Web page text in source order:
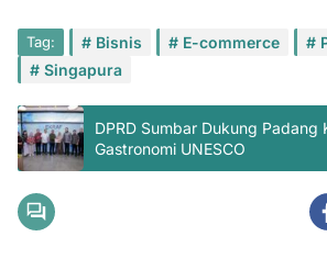
Tag: Bisnis E-commerce
Singapura
DPRD Sumbar Dukung Padang
Gastronomi UNESCO